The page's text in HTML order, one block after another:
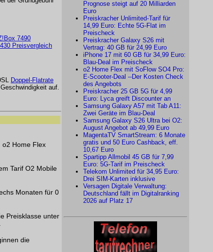
7490
Preisvergleich
Doppel-Flatrate
auf.
o2 Home Flex
Tarif O2 Mobile
Monaten für 0
Preisklasse unter
die
Prognose steigt auf 20 Milliarden
Euro
Preiskracher Unlimited-Tarif für
14,99 Euro: Echte 5G-Flat im
Preischeck
Preiskracher Galaxy S26 mit
Vertrag: 40 GB für 24,99 Euro
iPhone 17 mit 60 GB für 34,99 Euro:
Blau-Deal im Preischeck
o2 Home Flex mit SoFlow SO4 Pro:
E-Scooter-Deal --Der Kosten Check
des Angebots
Preiskracher 25 GB 5G für 4,99
Euro: Lyca greift Discounter an
Samsung Galaxy A57 mit Tab A11:
Zwei Geräte im Blau-Deal
Samsung Galaxy S26 Ultra bei O2:
August Angebot ab 49,99 Euro
MagentaTV SmartStream: 6 Monate
gratis und 50 Euro Cashback, eff.
10,67 Euro
Spartipp Allmobil 45 GB für 7,99
Euro: 5G-Tarif im Preischeck
Telekom Unlimited für 34,95 Euro:
Drei SIM-Karten inklusive
Versagen Digitale Verwaltung:
Deutschland fällt im Digitalranking
2026 auf Platz 17